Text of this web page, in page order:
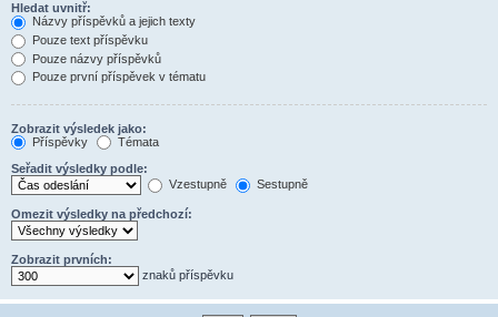
Hledat uvnitř:
Názvy příspěvků a jejich texty
Pouze text příspěvku
Pouze názvy příspěvků
Pouze první příspěvek v tématu
Zobrazit výsledek jako:
Příspěvky
Témata
Seřadit výsledky podle:
Vzestupně
Sestupně
Omezit výsledky na předchozí:
Zobrazit prvních:
znaků příspěvku